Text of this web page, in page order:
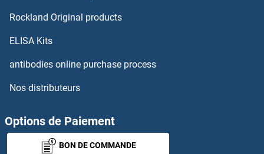
HRNR Kits ELISA
HRSP12 Kits ELISA
HS1BP3 Kits ELISA
HS2ST1 Kits ELISA
Rockland Original products
ELISA Kits
antibodies online purchase process
Nos distributeurs
Options de Paiement
BON DE COMMANDE